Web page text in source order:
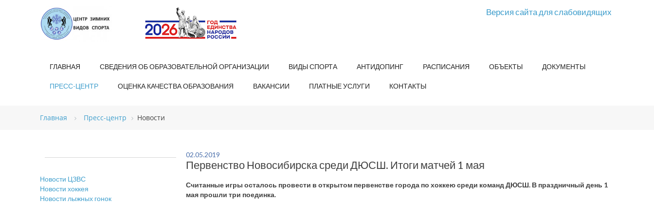
Версия сайта для слабовидящих
ГЛАВНАЯ СВЕДЕНИЯ ОБ ОБРАЗОВАТЕЛЬНОЙ ОРГАНИЗАЦИИ ВИДЫ СПОРТА АНТИДОПИНГ РАСПИСАНИЯ ОБЪЕКТЫ ДОКУМЕНТЫ
ПРЕСС-ЦЕНТР ОЦЕНКА КАЧЕСТВА ОБРАЗОВАНИЯ ВАКАНСИИ ПЛАТНЫЕ УСЛУГИ КОНТАКТЫ
Главная Пресс-центр Новости
02.05.2019
Первенство Новосибирска среди ДЮСШ. Итоги матчей 1 мая
Считанные игры осталось провести в открытом первенстве города по хоккею среди команд ДЮСШ. В праздничный день 1
мая прошли три поединка.
Новости ЦЗВС
Новости хоккея
Новости лыжных гонок